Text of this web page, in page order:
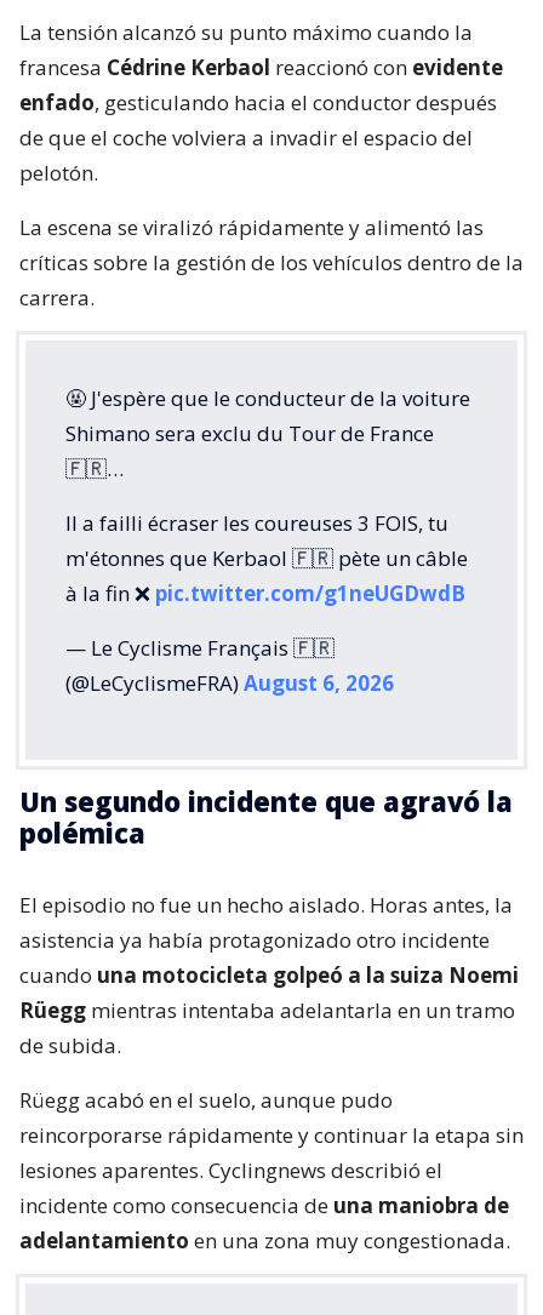
La tensión alcanzó su punto máximo cuando la
francesa Cédrine Kerbaol reaccionó con evidente
enfado, gesticulando hacia el conductor después
de que el coche volviera a invadir el espacio del
pelotón.
La escena se viralizó rápidamente y alimentó las
críticas sobre la gestión de los vehículos dentro de la
carrera.
🤬 J'espère que le conducteur de la voiture
Shimano sera exclu du Tour de France
🇫🇷…
Il a failli écraser les coureuses 3 FOIS, tu
m'étonnes que Kerbaol 🇫🇷 pète un câble
à la fin ❌️ pic.twitter.com/g1neUGDwdB
— Le Cyclisme Français 🇫🇷
(@LeCyclismeFRA)August 6, 2026
Un segundo incidente que agravó la
polémica
El episodio no fue un hecho aislado. Horas antes, la
asistencia ya había protagonizado otro incidente
cuando una motocicleta golpeó a la suiza Noemi
Rüegg mientras intentaba adelantarla en un tramo
de subida.
Rüegg acabó en el suelo, aunque pudo
reincorporarse rápidamente y continuar la etapa sin
lesiones aparentes. Cyclingnews describió el
incidente como consecuencia de una maniobra de
adelantamiento en una zona muy congestionada.